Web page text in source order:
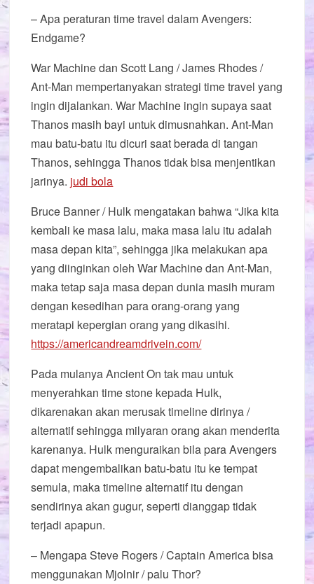
– Apa peraturan time travel dalam Avengers:
Endgame?
War Machine dan Scott Lang / James Rhodes /
Ant-Man mempertanyakan strategi time travel yang
ingin dijalankan. War Machine ingin supaya saat
Thanos masih bayi untuk dimusnahkan. Ant-Man
mau batu-batu itu dicuri saat berada di tangan
Thanos, sehingga Thanos tidak bisa menjentikan
jarinya. judi bola
Bruce Banner / Hulk mengatakan bahwa “Jika kita
kembali ke masa lalu, maka masa lalu itu adalah
masa depan kita”, sehingga jika melakukan apa
yang diinginkan oleh War Machine dan Ant-Man,
maka tetap saja masa depan dunia masih muram
dengan kesedihan para orang-orang yang
meratapi kepergian orang yang dikasihi.
https://americandreamdrivein.com/
Pada mulanya Ancient On tak mau untuk
menyerahkan time stone kepada Hulk,
dikarenakan akan merusak timeline dirinya /
alternatif sehingga milyaran orang akan menderita
karenanya. Hulk menguraikan bila para Avengers
dapat mengembalikan batu-batu itu ke tempat
semula, maka timeline alternatif itu dengan
sendirinya akan gugur, seperti dianggap tidak
terjadi apapun.
– Mengapa Steve Rogers / Captain America bisa
menggunakan Mjolnir / palu Thor?